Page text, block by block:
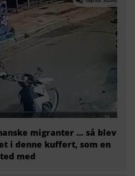
migranter … så blev
i denne kuffert, som en
med